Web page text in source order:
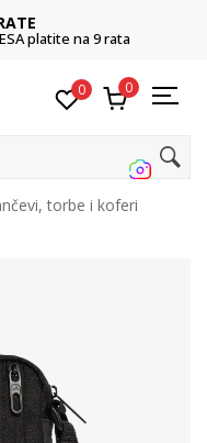
platite na 9 rata
0 0
torbe i koferi